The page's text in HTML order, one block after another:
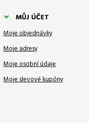
MŮJ ÚČET
Moje objednávky
Moje adresy
Moje osobní údaje
Moje slevové kupóny